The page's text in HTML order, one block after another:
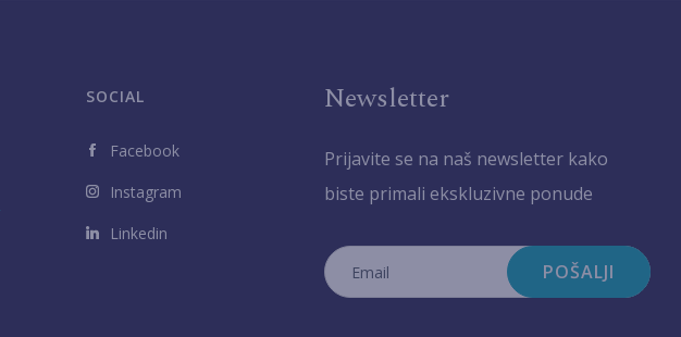
SOCIAL
Facebook
Instagram
Linkedin
Newsletter
Prijavite se na naš newsletter kako
biste primali ekskluzivne ponude
POŠALJI